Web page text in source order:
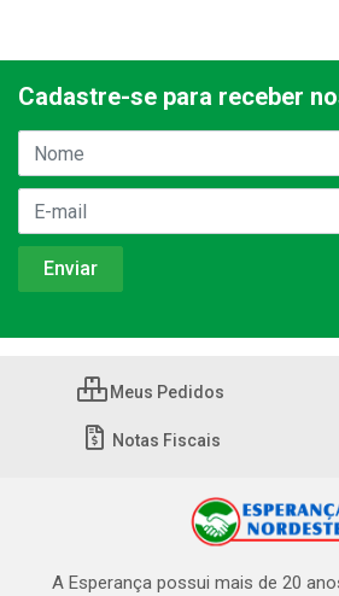
Cadastre-se para receber
Meus Pedidos
Notas Fiscais
A Esperança possui mais de 20